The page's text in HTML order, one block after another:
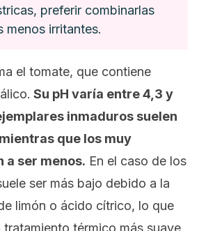
preferir combinarlas
menos irritantes.
el tomate, que contiene
Su pH varía entre 4,3 y
inmaduros suelen
que los muy
a ser menos. En el caso de los
ser más bajo debido a la
limón o ácido cítrico, lo que
tratamiento térmico más suave